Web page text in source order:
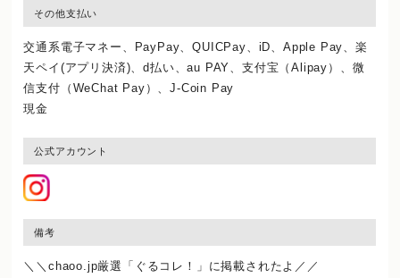
その他支払い
交通系電子マネー、PayPay、QUICPay、iD、Apple Pay、楽
天ペイ(アプリ決済)、d払い、au PAY、支付宝（Alipay）、微
信支付（WeChat Pay）、J‐Coin Pay
現金
公式アカウント
備考
＼＼chaoo.jp厳選「ぐるコレ！」に掲載されたよ／／